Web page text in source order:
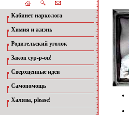
Кабинет нарколога
Химия и жизнь
Родительский уголок
Закон сур-р-ов!
Сверхценные идеи
Самопомощь
Халява, please!